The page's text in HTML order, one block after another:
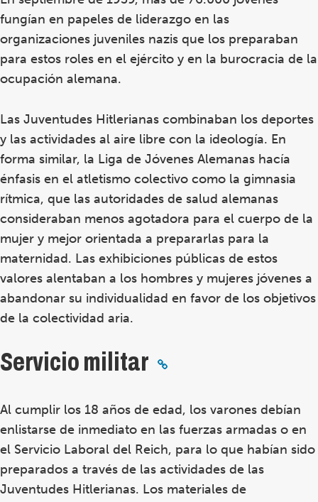
fungían en papeles de liderazgo en las
organizaciones juveniles nazis que los preparaban
para estos roles en el ejército y en la burocracia de la
ocupación alemana.
Las Juventudes Hitlerianas combinaban los deportes
y las actividades al aire libre con la ideología. En
forma similar, la Liga de Jóvenes Alemanas hacía
énfasis en el atletismo colectivo como la gimnasia
rítmica, que las autoridades de salud alemanas
consideraban menos agotadora para el cuerpo de la
mujer y mejor orientada a prepararlas para la
maternidad. Las exhibiciones públicas de estos
valores alentaban a los hombres y mujeres jóvenes a
abandonar su individualidad en favor de los objetivos
de la colectividad aria.
Servicio militar
Al cumplir los 18 años de edad, los varones debían
enlistarse de inmediato en las fuerzas armadas o en
el Servicio Laboral del Reich, para lo que habían sido
preparados a través de las actividades de las
Juventudes Hitlerianas. Los materiales de